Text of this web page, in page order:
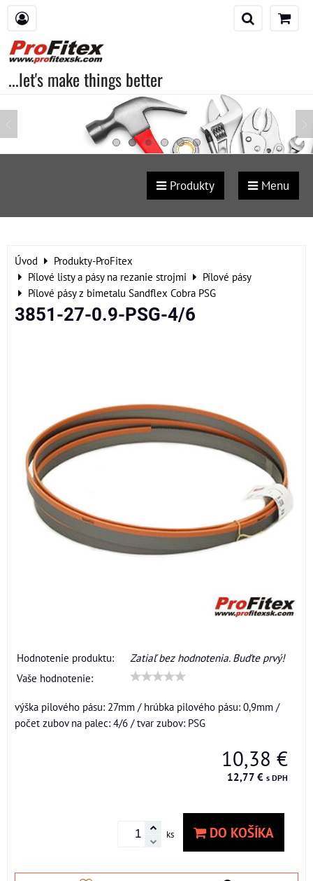
...let's make things better
Produkty Menu
Úvod
Produkty-ProFitex
Pílové listy a pásy na rezanie strojmi
Pílové pásy
Pílové pásy z bimetalu Sandflex Cobra PSG
3851-27-0.9-PSG-4/6
Hodnotenie produktu:
Zatiaľ bez hodnotenia. Buďte prvý!
Vaše hodnotenie:
výška pilového pásu: 27mm / hrúbka pilového pásu: 0,9mm /
počet zubov na palec: 4/6 / tvar zubov: PSG
10,38 €
12,77 € s DPH
ks DO KOŠÍKA